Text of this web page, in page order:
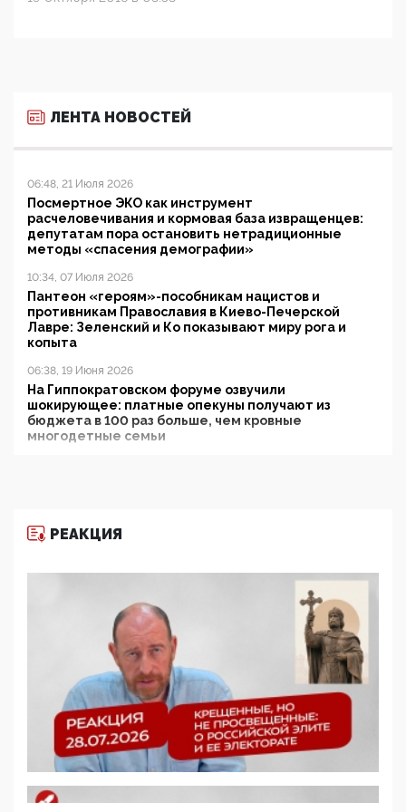
ЛЕНТА НОВОСТЕЙ
06:48, 21 Июля 2026
Посмертное ЭКО как инструмент
расчеловечивания и кормовая база извращенцев:
депутатам пора остановить нетрадиционные
методы «спасения демографии»
10:34, 07 Июля 2026
Пантеон «героям»-пособникам нацистов и
противникам Православия в Киево-Печерской
Лавре: Зеленский и Ко показывают миру рога и
копыта
06:38, 19 Июня 2026
На Гиппократовском форуме озвучили
шокирующее: платные опекуны получают из
бюджета в 100 раз больше, чем кровные
многодетные семьи
11:53, 09 Июня 2026
деятельность ИИТО ЮНЕСКО в России, но
цифроглобалисты продолжают определять
повестку в образовании
09:43, 01 Июня 2026
5G за счет здоровья граждан: Минцифры намерено
отобрать у регионов и муниципалитетов право
защищать жилые дома и социальные объекты от
05:58, 26 Мая 2026
Роскомнадзор освободили от борца с
деструктивным и опасным контентом
07:39, 25 Мая 2026
РЕАКЦИЯ